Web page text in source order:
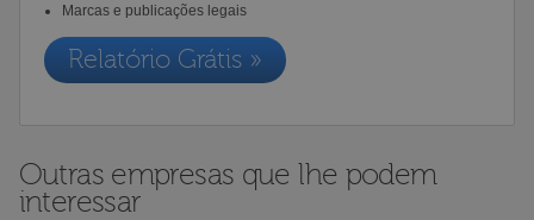
Marcas e publicações legais
Relatório Grátis »
Outras empresas que lhe podem
interessar